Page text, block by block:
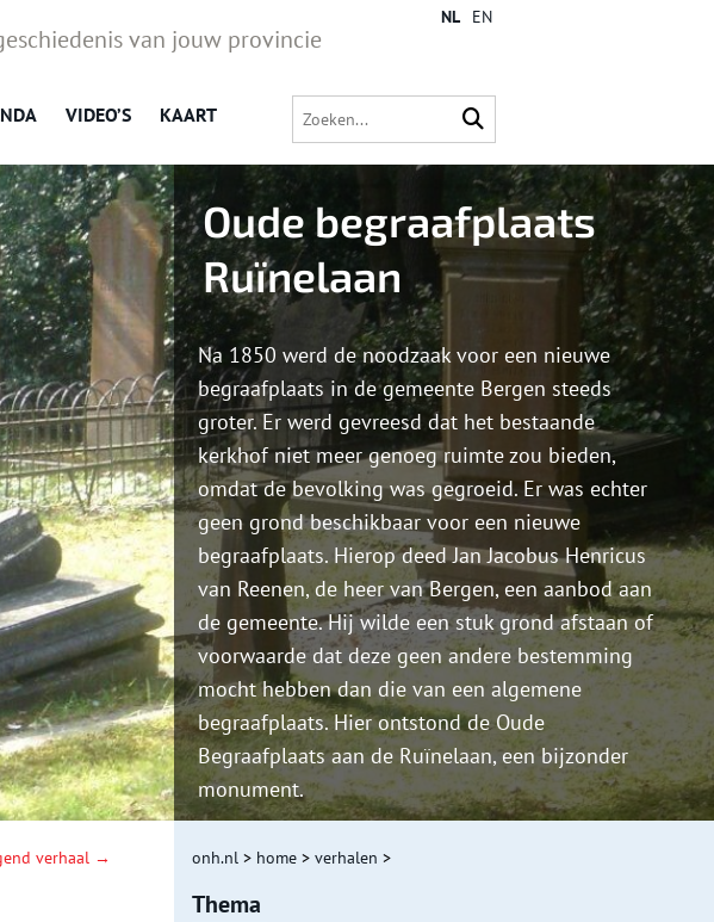
van jouw provincie
VIDEO’S KAART
NL EN
Oude begraafplaats
Ruïnelaan
Na 1850 werd de noodzaak voor een nieuwe
begraafplaats in de gemeente Bergen steeds
groter. Er werd gevreesd dat het bestaande
kerkhof niet meer genoeg ruimte zou bieden,
omdat de bevolking was gegroeid. Er was echter
geen grond beschikbaar voor een nieuwe
begraafplaats. Hierop deed Jan Jacobus Henricus
van Reenen, de heer van Bergen, een aanbod aan
de gemeente. Hij wilde een stuk grond afstaan of
voorwaarde dat deze geen andere bestemming
mocht hebben dan die van een algemene
begraafplaats. Hier ontstond de Oude
Begraafplaats aan de Ruïnelaan, een bijzonder
monument.
verhaal → onh.nl > home > verhalen >
Thema